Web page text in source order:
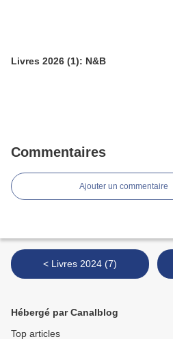
Livres 2026 (1): N&B
Commentaires
Ajouter un commentaire
< Livres 2024 (7)
Hébergé par Canalblog
Top articles